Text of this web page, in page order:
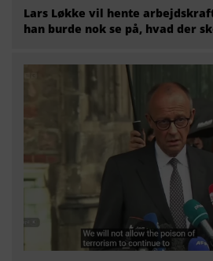
Lars Løkke vil hente
han burde nok se på, hvad der